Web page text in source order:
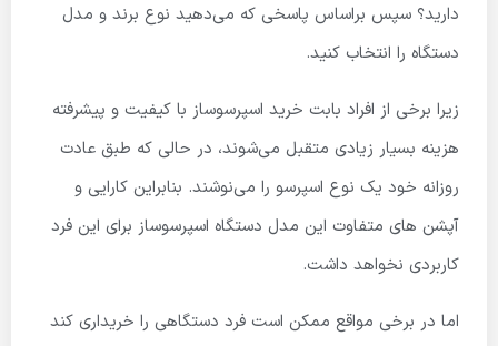
دارید؟ سپس براساس پاسخی که می‌دهید نوع برند و مدل
دستگاه را انتخاب کنید.
زیرا برخی از افراد بابت خرید اسپرسوساز با کیفیت و پیشرفته
هزینه بسیار زیادی متقبل می‌شوند، در حالی که طبق عادت
روزانه خود یک نوع اسپرسو را می‌نوشند. بنابراین کارایی و
آپشن های متفاوت این مدل دستگاه اسپرسوساز برای این فرد
کاربردی نخواهد داشت.
اما در برخی مواقع ممکن است فرد دستگاهی را خریداری کند